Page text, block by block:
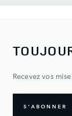
Recevez vos
S'ABONNER